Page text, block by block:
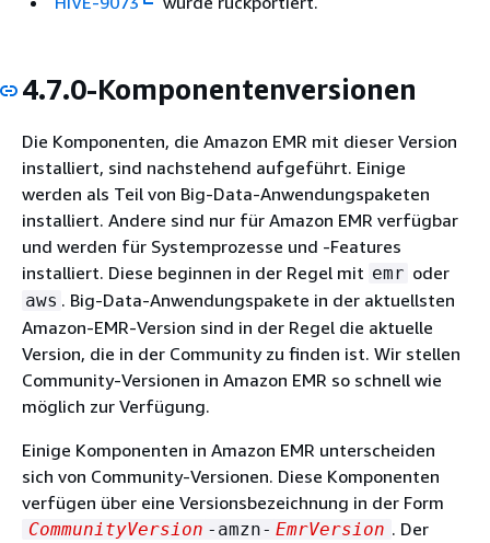
4.7.0-Komponentenversionen
Die Komponenten, die Amazon EMR mit dieser Version
installiert, sind nachstehend aufgeführt. Einige
werden als Teil von Big-Data-Anwendungspaketen
installiert. Andere sind nur für Amazon EMR verfügbar
und werden für Systemprozesse und -Features
installiert. Diese beginnen in der Regel mit emr oder
aws . Big-Data-Anwendungspakete in der aktuellsten
Amazon-EMR-Version sind in der Regel die aktuelle
Version, die in der Community zu finden ist. Wir stellen
Community-Versionen in Amazon EMR so schnell wie
möglich zur Verfügung.
Einige Komponenten in Amazon EMR unterscheiden
sich von Community-Versionen. Diese Komponenten
verfügen über eine Versionsbezeichnung in der Form
CommunityVersion -amzn- EmrVersion . Der